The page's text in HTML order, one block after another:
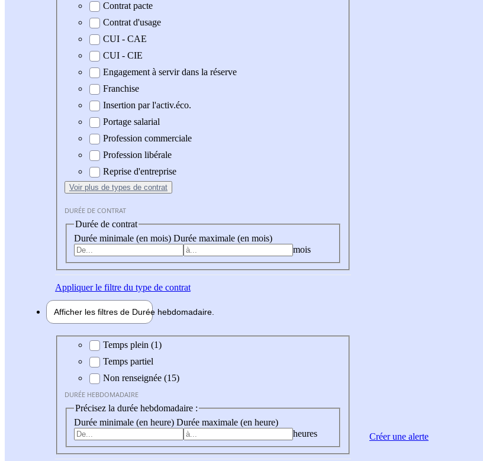
Contrat pacte
Contrat d'usage
CUI - CAE
CUI - CIE
Engagement à servir dans la réserve
Franchise
Insertion par l'activ.éco.
Portage salarial
Profession commerciale
Profession libérale
Reprise d'entreprise
Voir plus de types de contrat
DURÉE DE CONTRAT
Durée de contrat
Durée minimale (en mois) Durée maximale (en mois)
mois
Appliquerle filtre du type de contrat
Afficher les filtres de Durée hebdomadaire
Durée hebdomadaire
Temps plein (1)
Temps partiel
Non renseignée (15)
DURÉE HEBDOMADAIRE
Précisez la durée hebdomadaire :
Durée minimale (en heure) Durée maximale (en heure)
heures
Créer une alerte